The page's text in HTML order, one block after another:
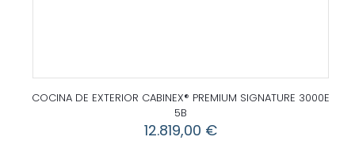
COCINA DE EXTERIOR CABINEX® PREMIUM SIGNATURE 3000E
5B
12.819,00 €